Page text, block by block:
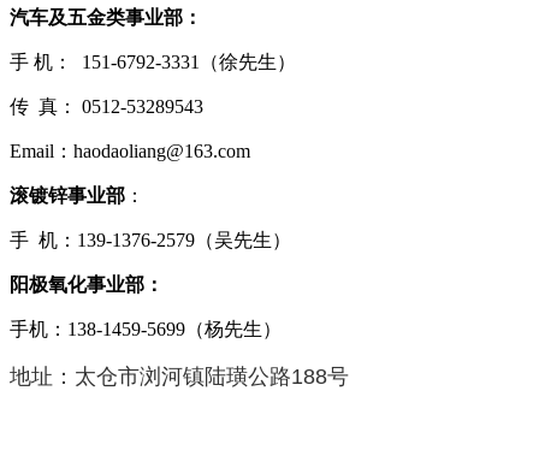
汽车及五金类事业部：
手 机： 151-6792-3331（徐先生）
传 真： 0512-53289543
Email：haodaoliang@163.com
滚镀锌事业部 ：
手 机：139-1376-2579（吴先生）
阳极氧化事业部：
手机：138-1459-5699（杨先生）
地址：太仓市浏河镇陆璜公路188号